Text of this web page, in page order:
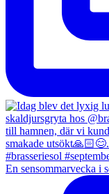
En sensommarvecka i